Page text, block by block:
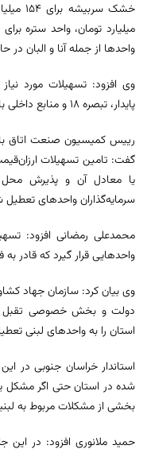
خشک
واحدها از جمله آنا و البان
وی افزود: تسهیلات مورد
پایدار، تبصره ۱۸ و منابع داخلی بانک‌ها پرداخت خواهد شد.
رییس کمیسیون صنعت اتاق
یا معادل آن و پذیرش محل
سرمایه‌گذاران واحدهای
محمدعلی رمضانی افزود:
واحدهایی قرار گیرد که قادر
وی بیان کرد: سازمان جهاد
دولت و بخش خصوصی تقبل
استان را به واحدهای لبنی
شده در استان حتی اگر مشکل
بخشی از مشکلات مربوط به
حمید ملانوری افزود: در